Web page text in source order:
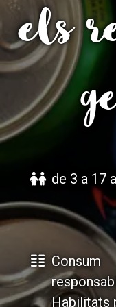
els
de 3 a 17
Consum
Habilitats